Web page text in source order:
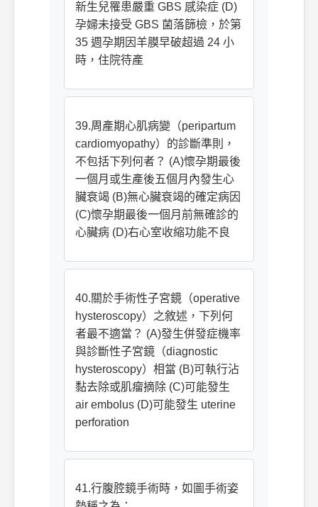
新生兒罹患嚴重 GBS 感染症 (D)
孕婦未接受 GBS 菌落篩檢，於第
35 週孕期因羊膜早破超過 24 小
時，住院待產
39.周產期心肌病變（peripartum
cardiomyopathy）的診斷準則，
不包括下列何者？ (A)懷孕期最後
一個月或生產後五個月內發生心
臟衰竭 (B)無心臟衰竭的確定病因
(C)懷孕期最後一個月前無確診的
心臟病 (D)右心室收縮功能不良
40.關於手術性子宮鏡（operative
hysteroscopy）之敘述，下列何
者最不適當？ (A)發生併發症機率
與診斷性子宮鏡（diagnostic
hysteroscopy）相當 (B)可執行沾
黏去除或肌瘤摘除 (C)可能發生
air embolus (D)可能發生 uterine
perforation
41.行腹腔鏡手術時，如圖手術姿